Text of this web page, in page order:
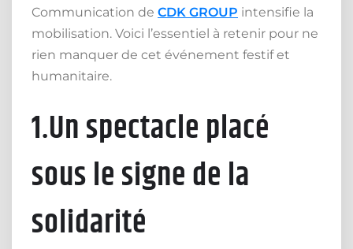
Communication de CDK GROUP intensifie la
mobilisation. Voici l’essentiel à retenir pour ne
rien manquer de cet événement festif et
humanitaire.
1.Un spectacle placé
sous le signe de la
solidarité